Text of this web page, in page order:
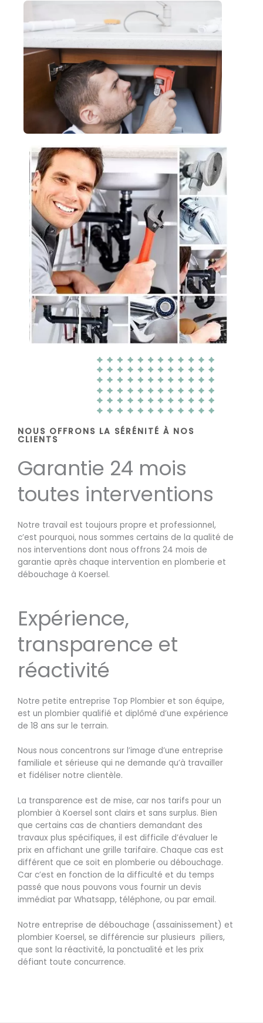
NOUS OFFRONS LA SÉRÉNITÉ À NOS
CLIENTS
Garantie 24 mois
toutes interventions
Notre travail est toujours propre et professionnel,
c’est pourquoi, nous sommes certains de la qualité de
nos interventions dont nous offrons 24 mois de
garantie après chaque intervention en plomberie et
débouchage à Koersel.
Expérience,
transparence et
réactivité
Notre petite entreprise Top Plombier et son équipe,
est un plombier qualifié et diplômé d’une expérience
de 18 ans sur le terrain.
Nous nous concentrons sur l’image d’une entreprise
familiale et sérieuse qui ne demande qu’à travailler
et fidéliser notre clientèle.
La transparence est de mise, car nos tarifs pour un
plombier à Koersel sont clairs et sans surplus. Bien
que certains cas de chantiers demandant des
travaux plus spécifiques, il est difficile d’évaluer le
prix en affichant une grille tarifaire. Chaque cas est
différent que ce soit en plomberie ou débouchage.
Car c’est en fonction de la difficulté et du temps
passé que nous pouvons vous fournir un devis
immédiat par Whatsapp, téléphone, ou par email.
Notre entreprise de débouchage (assainissement) et
plombier Koersel, se différencie sur plusieurs piliers,
que sont la réactivité, la ponctualité et les prix
défiant toute concurrence.